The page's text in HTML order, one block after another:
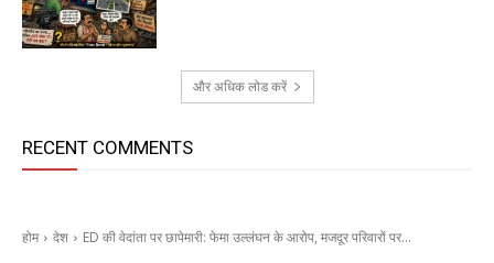
और अधिक लोड करें
RECENT COMMENTS